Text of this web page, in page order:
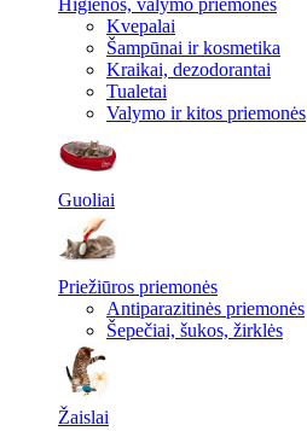
Higienos, valymo priemonės
Kvepalai
Šampūnai ir kosmetika
Kraikai, dezodorantai
Tualetai
Valymo ir kitos priemonės
Guoliai
Priežiūros priemonės
Antiparazitinės priemonės
Šepečiai, šukos, žirklės
Žaislai